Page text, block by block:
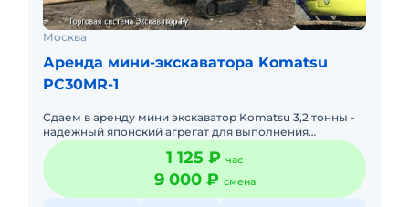
Москва
Аренда мини-экскаватора Komatsu
PC30MR-1
Сдаем в аренду мини экскаватор Komatsu 3,2 тонны -
надежный японский агрегат для выполнения
различных строительных и ремонтных работ.
Миниэкскаватор работает к
1 125 ₽ час
9 000 ₽ смена